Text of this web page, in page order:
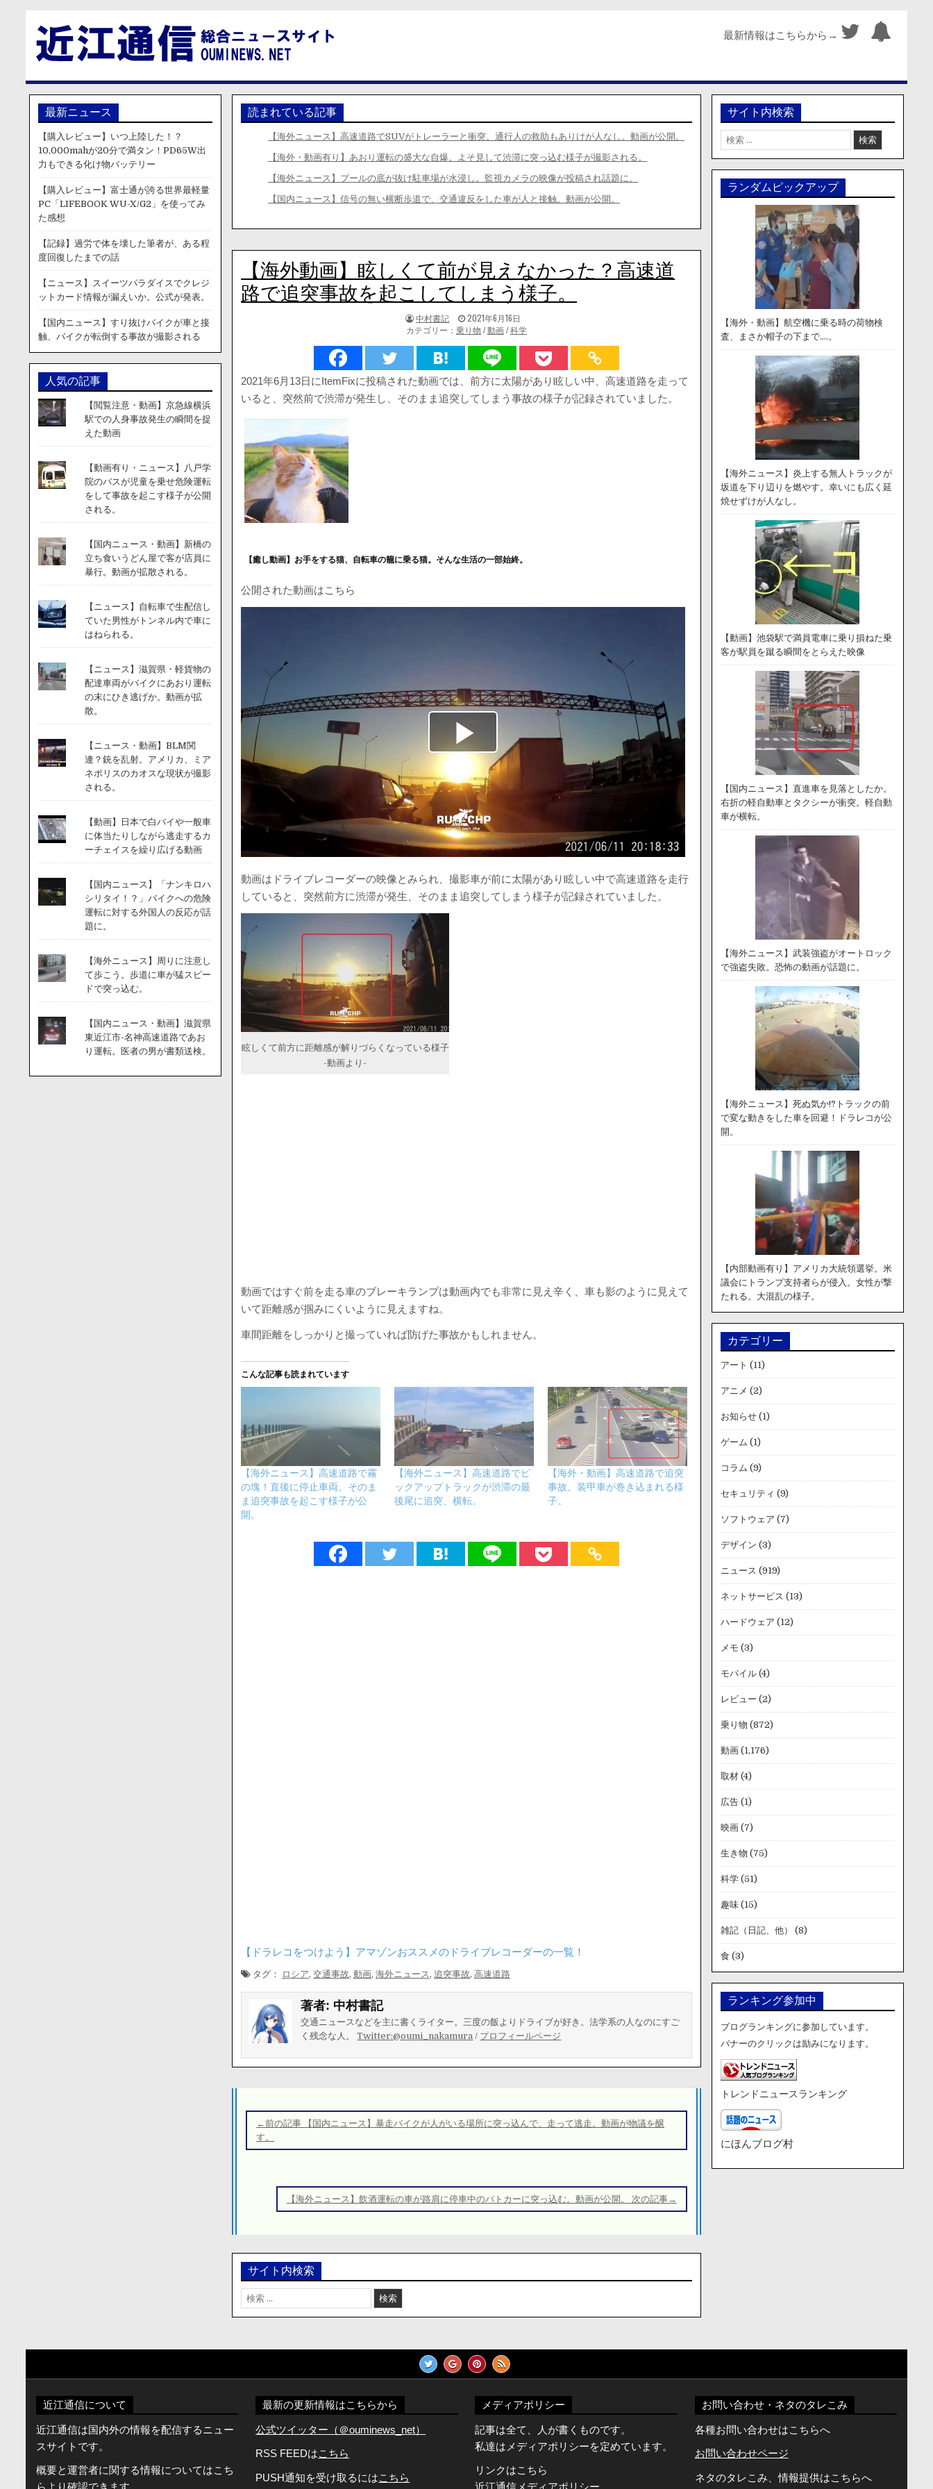
最新情報はこちらから→
読まれている記事
【海外ニュース】高速道路でSUVがトレーラーと衝突。通行人の救助もありけが人なし。動画が公開。
【海外・動画有り】あおり運転の盛大な自爆。よそ見して渋滞に突っ込む様子が撮影される。
【海外ニュース】プールの底が抜け駐車場が水浸し。監視カメラの映像が投稿され話題に。
【国内ニュース】信号の無い横断歩道で、交通違反をした車が人と接触。動画が公開。
【海外動画】眩しくて前が見えなかった？高速道
路で追突事故を起こしてしまう様子。
著
者:
中村書記
掲
載
日：
2021年6月16日
カテゴリー： 乗り物 /動画/科学
2021年6月13日にItemFixに投稿された動画では、前方に太陽があり眩しい中、高速道路を走って
いると、突然前で渋滞が発生し、そのまま追突してしまう事故の様子が記録されていました。
【癒し動画】お手をする猫、自転車の籠に乗る猫。そんな生活の一部始終。
公開された動画はこちら
動画はドライブレコーダーの映像とみられ、撮影車が前に太陽があり眩しい中で高速道路を走行
していると、突然前方に渋滞が発生、そのまま追突してしまう様子が記録されていました。
眩しくて前方に距離感が解りづらくなっている様子
-動画より-
動画ではすぐ前を走る車のブレーキランプは動画内でも非常に見え辛く、車も影のように見えて
いて距離感が掴みにくいように見えますね。
車間距離をしっかりと撮っていれば防げた事故かもしれません。
こんな記事も読まれています
【海外ニュース】高速道路で霧
の塊！直後に停止車両。そのま
ま追突事故を起こす様子が公
開。
【海外ニュース】高速道路でピ
ックアップトラックが渋滞の最
後尾に追突、横転。
【海外・動画】高速道路で追突
事故。装甲車が巻き込まれる様
子。
【ドラレコをつけよう】アマゾンおススメのドライブレコーダーの一覧！
タグ： ロシア,交通事故,動画,海外ニュース ,追突事故,高速道路
著者: 中村書記
交通ニュースなどを主に書くライター。三度の飯よりドライブが好き。法学系の人なのにすご
く残念な人。Twitter:@oumi_nakamura / プロフィールページ
稿
ナ
ン
←前の記事 【国内ニュース】暴走バイクが人がいる場所に突っ込んで、走って逃走。動画が物議を醸
す。
【海外ニュース】飲酒運転の車が路肩に停車中のパトカーに突っ込む。動画が公開。 次の記事→
サイト内検索
検
索:
最新ニュース
【購入レビュー】いつ上陸した！？
10,000mahが20分で満タン！PD65W出
力もできる化け物バッテリー
【購入レビュー】富士通が誇る世界最軽量
PC「LIFEBOOK WU-X/G2」を使ってみ
た感想
【記録】過労で体を壊した筆者が、ある程
度回復したまでの話
【ニュース】スイーツパラダイスでクレジ
ットカード情報が漏えいか。公式が発表。
【国内ニュース】すり抜けバイクが車と接
触、バイクが転倒する事故が撮影される
人気の記事
【閲覧注意・動画】京急線横浜
駅での人身事故発生の瞬間を捉
えた動画
【動画有り・ニュース】八戸学
院のバスが児童を乗せ危険運転
をして事故を起こす様子が公開
される。
【国内ニュース・動画】新橋の
立ち食いうどん屋で客が店員に
暴行。動画が拡散される。
【ニュース】自転車で生配信し
ていた男性がトンネル内で車に
はねられる。
【ニュース】滋賀県・軽貨物の
配達車両がバイクにあおり運転
の末にひき逃げか。動画が拡
散。
【ニュース・動画】BLM関
連？銃を乱射。アメリカ、ミア
ネポリスのカオスな現状が撮影
される。
【動画】日本で白バイや一般車
に体当たりしながら逃走するカ
ーチェイスを繰り広げる動画
【国内ニュース】「ナンキロハ
シリタイ！？」バイクへの危険
運転に対する外国人の反応が話
題に。
【海外ニュース】周りに注意し
て歩こう。歩道に車が猛スピー
ドで突っ込む。
【国内ニュース・動画】滋賀県
東近江市-名神高速道路であお
り運転。医者の男が書類送検。
サイト内検索
検
索:
ランダムピックアップ
【海外・動画】航空機に乗る時の荷物検
査、まさか帽子の下まで….。
【海外ニュース】炎上する無人トラックが
坂道を下り辺りを燃やす。幸いにも広く延
焼せずけが人なし。
【動画】池袋駅で満員電車に乗り損ねた乗
客が駅員を蹴る瞬間をとらえた映像
【国内ニュース】直進車を見落としたか。
右折の軽自動車とタクシーが衝突。軽自動
車が横転。
【海外ニュース】武装強盗がオートロック
で強盗失敗。恐怖の動画が話題に。
【海外ニュース】死ぬ気か!?トラックの前
で変な動きをした車を回避！ドラレコが公
開。
【内部動画有り】アメリカ大統領選挙。米
議会にトランプ支持者らが侵入。女性が撃
たれる。大混乱の様子。
カテゴリー
アート (11)
アニメ (2)
お知らせ(1)
ゲーム (1)
コラム (9)
セキュリティ (9)
ソフトウェア (7)
デザイン (3)
ニュース (919)
ネットサービス (13)
ハードウェア (12)
メモ (3)
モバイル(4)
レビュー (2)
乗り物 (872)
動画(1,176)
取材(4)
広告(1)
映画(7)
生き物 (75)
科学(51)
趣味(15)
雑記（日記、他） (8)
食 (3)
ランキング参加中
ブログランキングに参加しています。
バナーのクリックは励みになります。
トレンドニュースランキング
にほんブログ村
近江通信について
近江通信は国内外の情報を配信するニュー
スサイトです。
概要と運営者に関する情報についてはこち
最新の更新情報はこちらから
公式ツイッター（＠ouminews_net）
RSS FEEDはこちら
PUSH通知を受け取るにはこちら
メディアポリシー
記事は全て、人が書くものです。
私達はメディアポリシーを定めています。
リンクはこちら
お問い合わせ・ネタのタレこみ
各種お問い合わせはこちらへ
お問い合わせページ
ネタのタレこみ、情報提供はこちらへ